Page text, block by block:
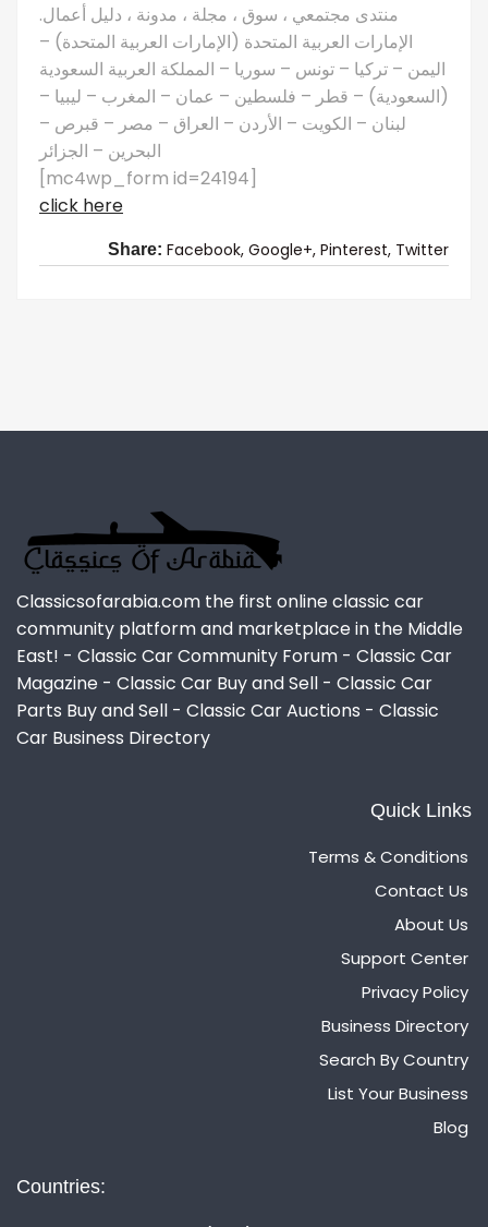
منتدى مجتمعي ، سوق ، مجلة ، مدونة ، دليل أعمال.
الإمارات العربية المتحدة (الإمارات العربية المتحدة) –
اليمن – تركيا – تونس – سوريا – المملكة العربية السعودية
(السعودية) – قطر – فلسطين – عمان – المغرب – ليبيا –
لبنان – الكويت – الأردن – العراق – مصر – قبرص –
البحرين – الجزائر
[mc4wp_form id=24194]
click here
Share: Facebook, Google+, Pinterest, Twitter
Classicsofarabia.com the first online classic car
community platform and marketplace in the Middle
East! - Classic Car Community Forum - Classic Car
Magazine - Classic Car Buy and Sell - Classic Car
Parts Buy and Sell - Classic Car Auctions - Classic
Car Business Directory
Quick Links
Terms & Conditions
Contact Us
About Us
Support Center
Privacy Policy
Business Directory
Search By Country
List Your Business
Blog
Countries: